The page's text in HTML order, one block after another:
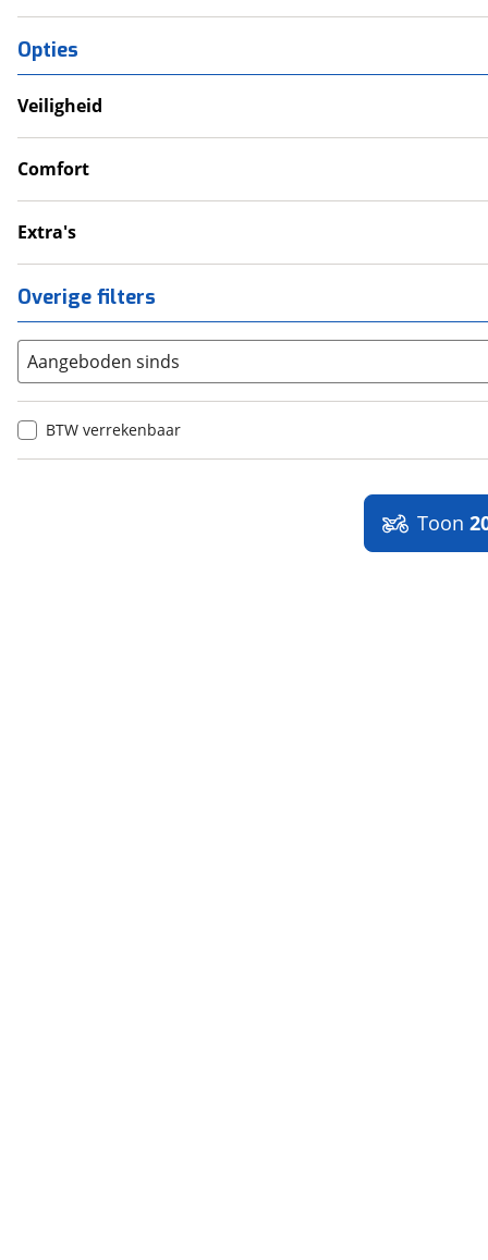
Opties
Veiligheid
LED verlichting
Valbeugel
Comfort
Handkappen
Extra's
Buddyseat
Overige filters
Aangeboden sinds
BTW verrekenbaar
Toon